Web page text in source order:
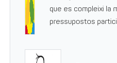
que es compleixi la
pressupostos